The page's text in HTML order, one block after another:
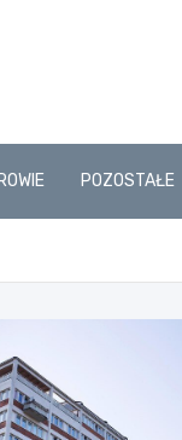
POZOSTAŁE